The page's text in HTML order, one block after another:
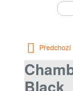
Předchozí
Black